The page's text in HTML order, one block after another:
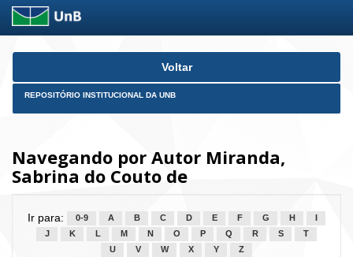
Skip
Voltar
REPOSITÓRIO INSTITUCIONAL DA UNB
Navegando por Autor Miranda,
Sabrina do Couto de
Ir para: 0-9 A B C D E F G H
J
K L M N O P Q R S
T
U
V W X Y Z